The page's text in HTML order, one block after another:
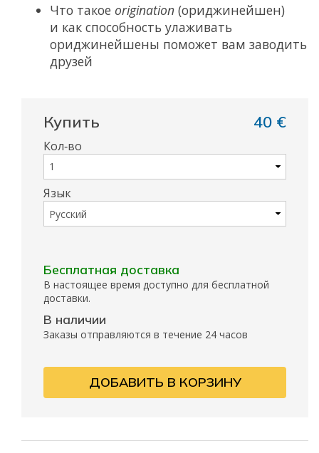
Что такое origination (ориджинейшен)
и как способность улаживать
ориджинейшены поможет вам заводить
друзей
Купить 40 €
Кол‑во
Язык
Бесплатная доставка
В настоящее время доступно для бесплатной
доставки.
В наличии
Заказы отправляются в течение 24 часов
ДОБАВИТЬ В КОРЗИНУ